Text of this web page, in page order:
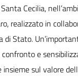
Cecilia,
realizzato in
di Stato.
e
sul valore